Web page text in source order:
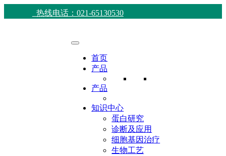
热线电话：021-65130530
首页
产品
产品
知识中心
蛋白研究
诊断及应用
细胞基因治疗
生物工艺